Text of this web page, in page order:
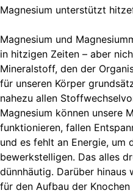
Magnesium unterstützt
Magnesium und
in hitzigen Zeiten – aber
Mineralstoff, den der
für unseren Körper
nahezu allen
Magnesium können unsere
funktionieren, fallen
und es fehlt an Energie, um
bewerkstelligen. Das alles
dünnhäutig. Darüber hinaus
für den Aufbau der